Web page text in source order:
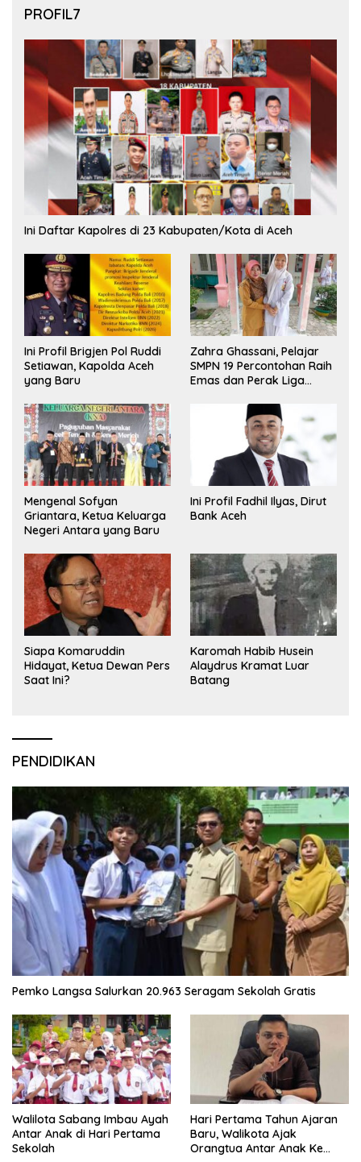
PROFIL7
Ini Daftar Kapolres di 23 Kabupaten/Kota di Aceh
Ini Profil Brigjen Pol Ruddi
Setiawan, Kapolda Aceh
yang Baru
Zahra Ghassani, Pelajar
SMPN 19 Percontohan Raih
Emas dan Perak Liga
Mengenal Sofyan
Griantara, Ketua Keluarga
Negeri Antara yang Baru
Ini Profil Fadhil Ilyas, Dirut
Bank Aceh
Siapa Komaruddin
Hidayat, Ketua Dewan Pers
Saat Ini?
Karomah Habib Husein
Alaydrus Kramat Luar
Batang
PENDIDIKAN
Pemko Langsa Salurkan 20.963 Seragam Sekolah Gratis
Walilota Sabang Imbau Ayah
Antar Anak di Hari Pertama
Sekolah
Hari Pertama Tahun Ajaran
Baru, Walikota Ajak
Orangtua Antar Anak Ke